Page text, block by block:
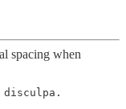
spacing when
disculpa.